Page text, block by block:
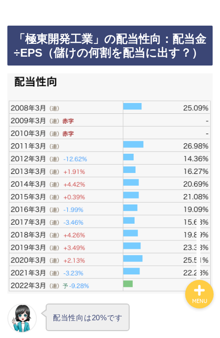
「極東開発工業」の配当性向：配当金
÷EPS（儲けの何割を配当に出す？）
配当性向は20%です
MENU
カテゴリ別おすすめ株◯
選
株式投資・金融知識
おすすめ読書の要約
ビジネス・仕事